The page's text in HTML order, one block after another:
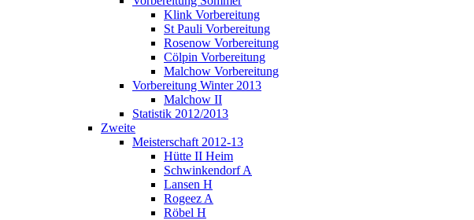
Klink Vorbereitung
St Pauli Vorbereitung
Rosenow Vorbereitung
Cölpin Vorbereitung
Malchow Vorbereitung
Vorbereitung Winter 2013
Malchow II
Statistik 2012/2013
Zweite
Meisterschaft 2012-13
Hütte II Heim
Schwinkendorf A
Lansen H
Rogeez A
Röbel H